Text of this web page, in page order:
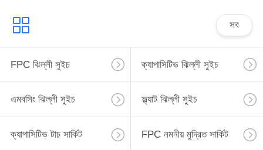
সব
FPC ঝিল্লী সুইচ ক্যাপাসিটিভ ঝিল্লী সুইচ
এমবসিং ঝিল্লী সুইচ ফ্ল্যাট ঝিল্লী সুইচ
ক্যাপাসিটিভ টাচ সার্কিট FPC নমনীয় মুদ্রিত সার্কিট